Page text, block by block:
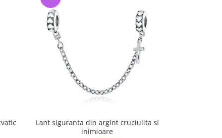
acvatic
Lant siguranta din argint cruciulita si
inimioare